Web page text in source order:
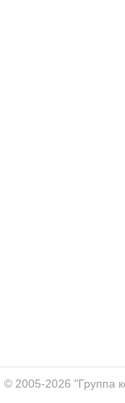
© 2005-2026 "Группа